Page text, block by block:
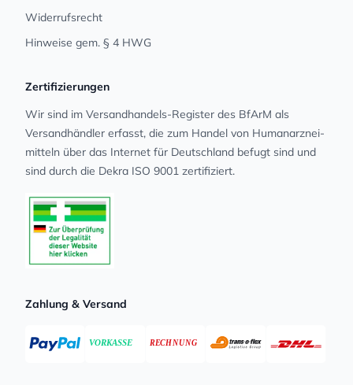
Widerrufsrecht
Hinweise gem. § 4 HWG
Zertifizierungen
Wir sind im Versandhandels-Register des BfArM als
Versandhändler erfasst, die zum Handel von Human­arz­nei­
mit­teln über das Internet für Deutschland befugt sind und
sind durch die Dekra ISO 9001 zertifiziert.
Zahlung & Versand